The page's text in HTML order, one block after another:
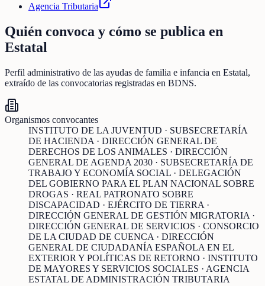
Agencia Tributaria
Quién convoca y cómo se publica en
Estatal
Perfil administrativo de las ayudas de familia e infancia en Estatal,
extraído de las convocatorias registradas en BDNS.
Organismos convocantes
INSTITUTO DE LA JUVENTUD · SUBSECRETARÍA
DE HACIENDA · DIRECCIÓN GENERAL DE
DERECHOS DE LOS ANIMALES · DIRECCIÓN
GENERAL DE AGENDA 2030 · SUBSECRETARÍA DE
TRABAJO Y ECONOMÍA SOCIAL · DELEGACIÓN
DEL GOBIERNO PARA EL PLAN NACIONAL SOBRE
DROGAS · REAL PATRONATO SOBRE
DISCAPACIDAD · EJÉRCITO DE TIERRA ·
DIRECCIÓN GENERAL DE GESTIÓN MIGRATORIA ·
DIRECCIÓN GENERAL DE SERVICIOS · CONSORCIO
DE LA CIUDAD DE CUENCA · DIRECCIÓN
GENERAL DE CIUDADANÍA ESPAÑOLA EN EL
EXTERIOR Y POLÍTICAS DE RETORNO · INSTITUTO
DE MAYORES Y SERVICIOS SOCIALES · AGENCIA
ESTATAL DE ADMINISTRACIÓN TRIBUTARIA